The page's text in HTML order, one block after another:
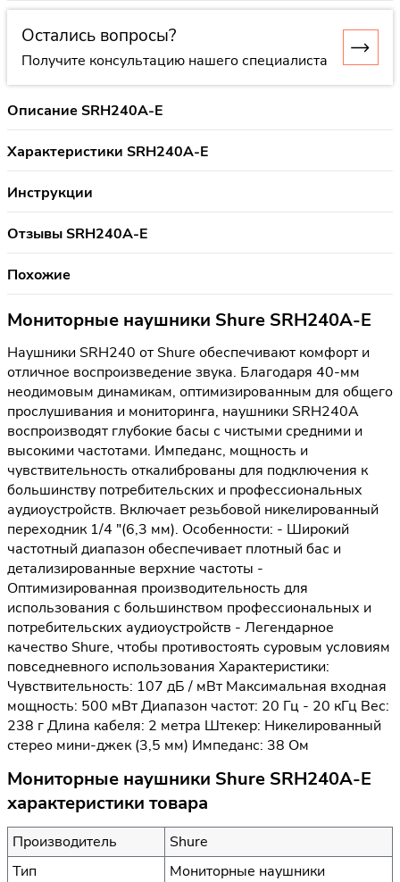
Остались вопросы?
Получите консультацию нашего специалиста
Описание SRH240A-E
Характеристики SRH240A-E
Инструкции
Отзывы SRH240A-E
Похожие
Мониторные наушники Shure SRH240A-E
Наушники SRH240 от Shure обеспечивают комфорт и
отличное воспроизведение звука. Благодаря 40-мм
неодимовым динамикам, оптимизированным для общего
прослушивания и мониторинга, наушники SRH240A
воспроизводят глубокие басы с чистыми средними и
высокими частотами. Импеданс, мощность и
чувствительность откалиброваны для подключения к
большинству потребительских и профессиональных
аудиоустройств. Включает резьбовой никелированный
переходник 1/4 "(6,3 мм). Особенности: - Широкий
частотный диапазон обеспечивает плотный бас и
детализированные верхние частоты -
Оптимизированная производительность для
использования с большинством профессиональных и
потребительских аудиоустройств - Легендарное
качество Shure, чтобы противостоять суровым условиям
повседневного использования Характеристики:
Чувствительность: 107 дБ / мВт Максимальная входная
мощность: 500 мВт Диапазон частот: 20 Гц - 20 кГц Вес:
238 г Длина кабеля: 2 метра Штекер: Никелированный
стерео мини-джек (3,5 мм) Импеданс: 38 Ом
Мониторные наушники Shure SRH240A-E
характеристики товара
Производитель
Shure
Тип
Мониторные наушники